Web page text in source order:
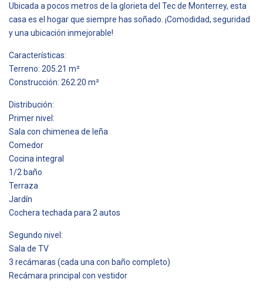
Ubicada a pocos metros de la glorieta del Tec de Monterrey, esta
casa es el hogar que siempre has soñado. ¡Comodidad, seguridad
y una ubicación inmejorable!
Características:
Terreno: 205.21 m²
Construcción: 262.20 m²
Distribución:
Primer nivel:
Sala con chimenea de leña
Comedor
Cocina integral
1/2 baño
Terraza
Jardín
Cochera techada para 2 autos
Segundo nivel:
Sala de TV
3 recámaras (cada una con baño completo)
Recámara principal con vestidor